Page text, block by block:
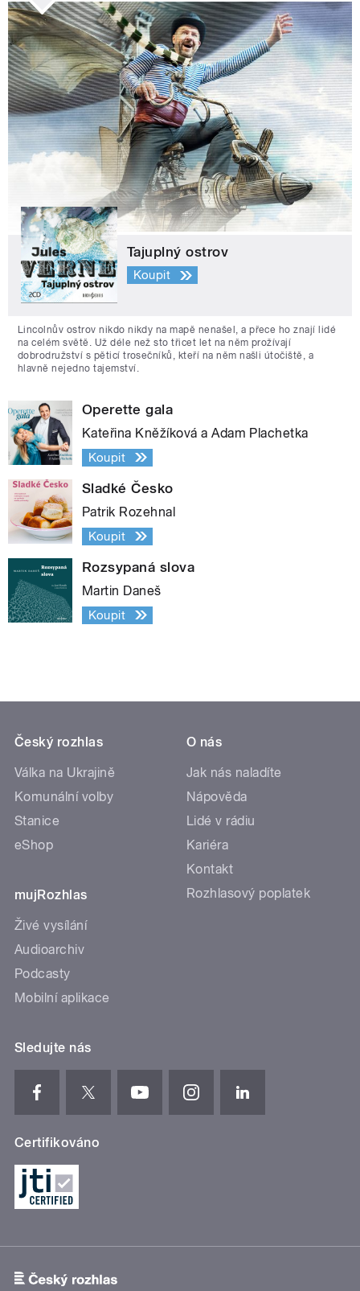
Tajuplný ostrov
Koupit
Lincolnův ostrov nikdo nikdy na mapě nenašel, a přece ho znají lidé
na celém světě. Už déle než sto třicet let na něm prožívají
dobrodružství s pěticí trosečníků, kteří na něm našli útočiště, a
hlavně nejedno tajemství.
Operette gala
Kateřina Kněžíková a Adam Plachetka
Koupit
Sladké Česko
Patrik Rozehnal
Koupit
Rozsypaná slova
Martin Daneš
Koupit
Český rozhlas
Válka na Ukrajině
Komunální volby
Stanice
eShop
mujRozhlas
Živé vysílání
Audioarchiv
Podcasty
Mobilní aplikace
O nás
Jak nás naladíte
Nápověda
Lidé v rádiu
Kariéra
Kontakt
Rozhlasový poplatek
Sledujte nás
Certifikováno